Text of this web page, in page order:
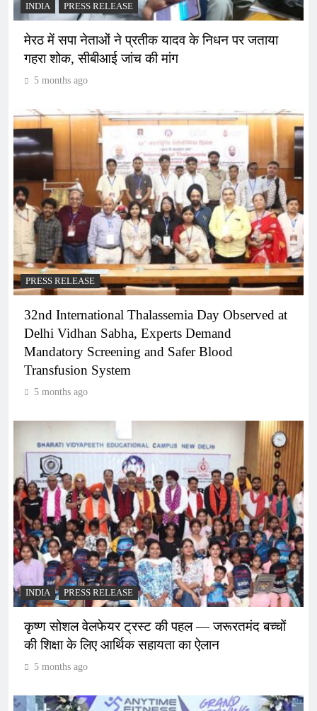
INDIA PRESS RELEASE
मेरठ में सपा नेताओं ने प्रतीक यादव के निधन पर जताया
गहरा शोक, सीबीआई जांच की मांग
5 months ago
PRESS RELEASE
32nd International Thalassemia Day Observed at
Delhi Vidhan Sabha, Experts Demand
Mandatory Screening and Safer Blood
Transfusion System
5 months ago
INDIA PRESS RELEASE
कृष्ण सोशल वेलफेयर ट्रस्ट की पहल — जरूरतमंद बच्चों
की शिक्षा के लिए आर्थिक सहायता का ऐलान
5 months ago